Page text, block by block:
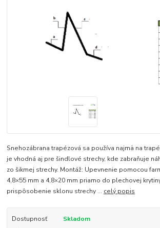
Snehozábrana trapézová sa používa najmä na
je vhodná aj pre šindlové strechy, kde zabraňuje
zo šikmej strechy. Montáž: Upevnenie pomocou
4,8×55 mm a 4,8×20 mm priamo do plechovej
prispôsobenie sklonu strechy ... celý popis
Dostupnosť
Skladom